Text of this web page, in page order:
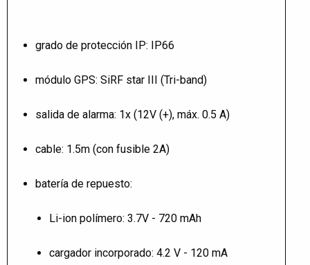
grado de protección IP: IP66
módulo GPS: SiRF star III (Tri-band)
salida de alarma: 1x (12V (+), máx. 0.5 A)
cable: 1.5m (con fusible 2A)
batería de repuesto:
Li-ion polímero: 3.7V - 720 mAh
cargador incorporado: 4.2 V - 120 mA